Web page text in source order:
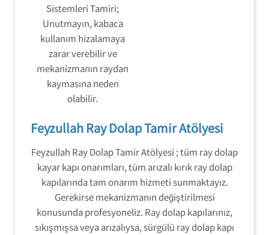
Sistemleri Tamiri;
Unutmayın, kabaca
kullanım hizalamaya
zarar verebilir ve
mekanizmanın raydan
kaymasına neden
olabilir.
Feyzullah Ray Dolap Tamir Atölyesi
Feyzullah Ray Dolap Tamir Atölyesi ; tüm ray dolap
kayar kapı onarımları, tüm arızalı kırık ray dolap
kapılarında tam onarım hizmeti sunmaktayız.
Gerekirse mekanizmanın değiştirilmesi
konusunda profesyoneliz. Ray dolap kapılarınız,
sıkışmışsa veya arızalıysa, sürgülü ray dolap kapı